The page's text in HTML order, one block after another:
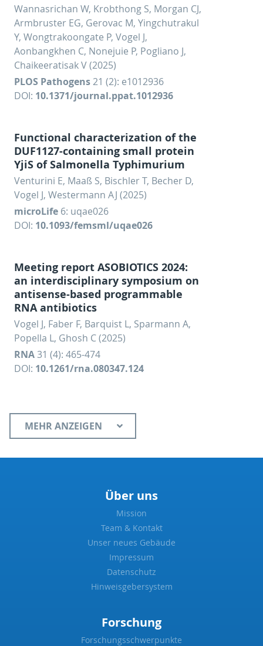
Wannasrichan W, Krobthong S, Morgan CJ,
Armbruster EG, Gerovac M, Yingchutrakul
Y, Wongtrakoongate P, Vogel J,
Aonbangkhen C, Nonejuie P, Pogliano J,
Chaikeeratisak V (2025)
PLOS Pathogens21 (2): e1012936
DOI: 10.1371/journal.ppat.1012936
Functional characterization of the
DUF1127-containing small protein
YjiS of Salmonella Typhimurium
Venturini E, Maaß S, Bischler T, Becher D,
Vogel J, Westermann AJ (2025)
microLife 6: uqae026
DOI: 10.1093/femsml/uqae026
Meeting report ASOBIOTICS 2024:
an interdisciplinary symposium on
antisense-based programmable
RNA antibiotics
Vogel J, Faber F, Barquist L, Sparmann A,
Popella L, Ghosh C (2025)
RNA31 (4): 465-474
DOI: 10.1261/rna.080347.124
MEHR ANZEIGEN
Über uns
Mission
Team & Kontakt
Unser neues Gebäude
Impressum
Datenschutz
Hinweisgebersystem
Forschung
Forschungsschwerpunkte